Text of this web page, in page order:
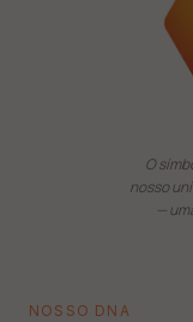
O
nosso
—
NOSSO DNA